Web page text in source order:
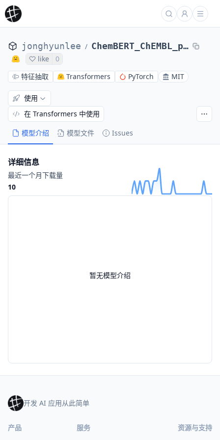
jonghyunlee / ChemBERT_ChEMBL_pretrained
like
0
特征抽取
Transformers PyTorch MIT
模型介绍 模型文件 Issues
使用
在 Transformers 中使用
暂无模型介绍
详细信息
最近一个月下载量
10
开发 AI 应用从此简单
产品 服务 资源与支持